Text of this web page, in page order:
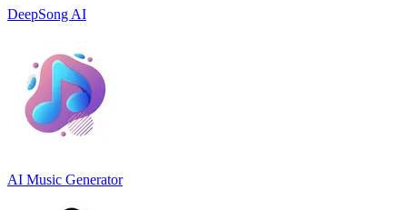
DeepSong AI
AI Music Generator